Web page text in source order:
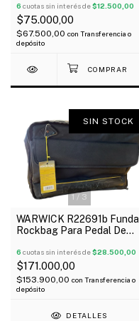
Oferta!
6 cuotas sin interés de$12.500,00
$75.000,00
$67.500,00 con Transferencia o
depósito
1 / 3
SIN STOCK
WARWICK R22691b Funda
Rockbag Para Pedal De
Oferta!
6 cuotas sin interés de$28.500,00
$171.000,00
$153.900,00 con Transferencia o
depósito
DETALLES